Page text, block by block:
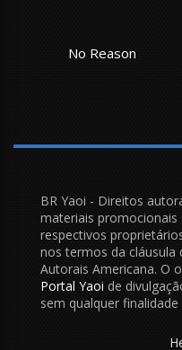
No Reason
BR Yaoi - Direitos
materiais
respectivos
nos termos da cláusula
Autorais Americana. O
Portal Yaoi de
sem qualquer